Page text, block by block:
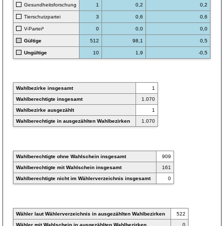
Gesundheitsforschung 1 0,2 0,2
Tierschutzpartei 3 0,6 0,6
V-Partei³ 0 0,0 0,0
Gültige 512 98,1 0,5
Ungültige 10 1,9 -0,5
Wahlbezirke insgesamt
1
Wahlberechtigte insgesamt
1.070
Wahlbezirke ausgezählt
1
Wahlberechtigte in ausgezählten Wahlbezirken
1.070
Wahlberechtigte ohne Wahlschein insgesamt
909
Wahlberechtigte mit Wahlschein insgesamt
161
Wahlberechtigte nicht im Wählerverzeichnis insgesamt
0
Wähler laut Wählerverzeichnis in ausgezählten Wahlbezirken
522
Wähler mit Wahlschein in ausgezählten Wahlbezirken
0